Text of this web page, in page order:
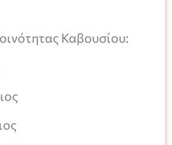
Καβουσίου: